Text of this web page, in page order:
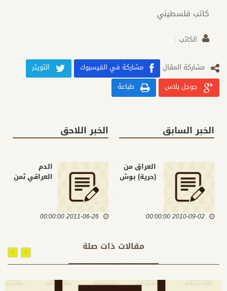
كاتب فلسطيني
الکاتب :
مشارکة المقال مشاركة في الفيسبوك
التويتر
جوجل بلاس
طباعة
الخبر السابق
العراق من
(حرية) بوش
2010-09-02 00:00:00
الخبر اللاحق
الدم
العراقي ثمن
2011-06-26 00:00:00
مقالات ذات صلة